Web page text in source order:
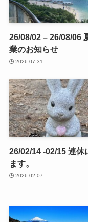
26/08/02 – 26/08/06
業のお知らせ
2026-07-31
26/02/14 -02/15 連休
ます。
2026-02-07